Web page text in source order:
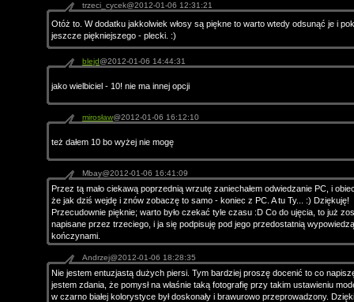
trzeci_cycek@2012-01-06 12:31:21
Otóż to. W dodatku jakkolwiek włosy są piękne to warto wtedy odsunąć je i
jeszcze piękniejszego - plecki. :)
blejd@2012-01-06 14:44:31
jako wielbiciel - 10! nie ma innej opcji
mirosław@2012-01-06 16:12:10
też dałem 10 bo wyżej nie mogę
Mbay@2012-01-06 16:41:09
Przez tą mało ciekawą poprzednią wrzutę zaniechałem odwiedzanie PC, i
że jak dziś wejdę i znów zobaczę to samo - koniec z PC. A tu Ty... :) Dziękuję!
Przecudownie pięknie; warto było czekać tyle czasu :D Co do ujęcia, to już
napisane przez trzeciego, i ja się podpisuję pod jego przedostatnią
kończynami.
Andrzej@2012-01-06 18:28:35
Nie jestem entuzjastą dużych piersi. Tym bardziej proszę docenić to co
jestem zdania, że pomysł na właśnie taką fotografię przy takim ustawieniu
w czarno białej kolorystyce był doskonały i brawurowo przeprowadzony.